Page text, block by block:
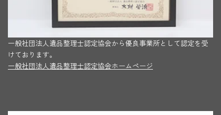
一般社団法人遺品整理士認定協会から優良事業所として認定を受
けております。
一般社団法人遺品整理士認定協会ホームページ